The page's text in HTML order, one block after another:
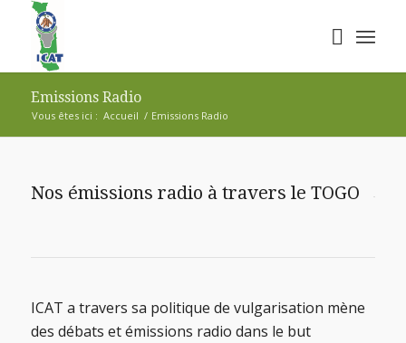
Emissions Radio
Vous êtes ici : Accueil / Emissions Radio
Nos émissions radio à travers le TOGO
ICAT a travers sa politique de vulgarisation mène
des débats et émissions radio dans le but